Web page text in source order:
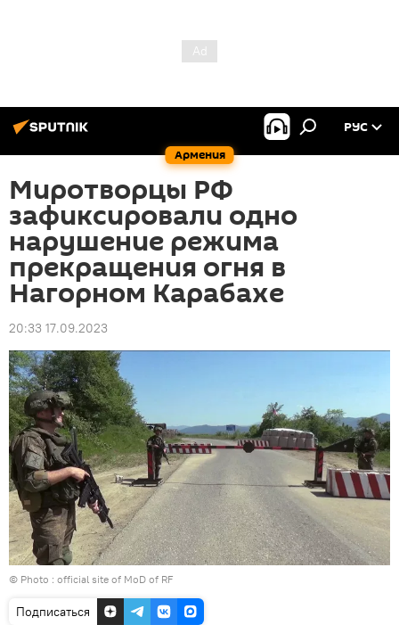
Армения
РУС
Миротворцы РФ
зафиксировали одно
нарушение режима
прекращения огня в
Нагорном Карабахе
20:33 17.09.2023
© Photo : official site of MoD of RF
Подписаться